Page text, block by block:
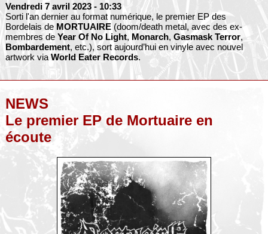
Vendredi 7 avril 2023 - 10:33
Sorti l'an dernier au format numérique, le premier EP des
Bordelais de MORTUAIRE(doom/death metal, avec des ex-
membres de Year Of No Light, Monarch, Gasmask Terror,
Bombardement, etc.), sort aujourd’hui en vinyle avec nouvel
artwork via World Eater Records.
NEWS
Le premier EP de Mortuaire en
écoute